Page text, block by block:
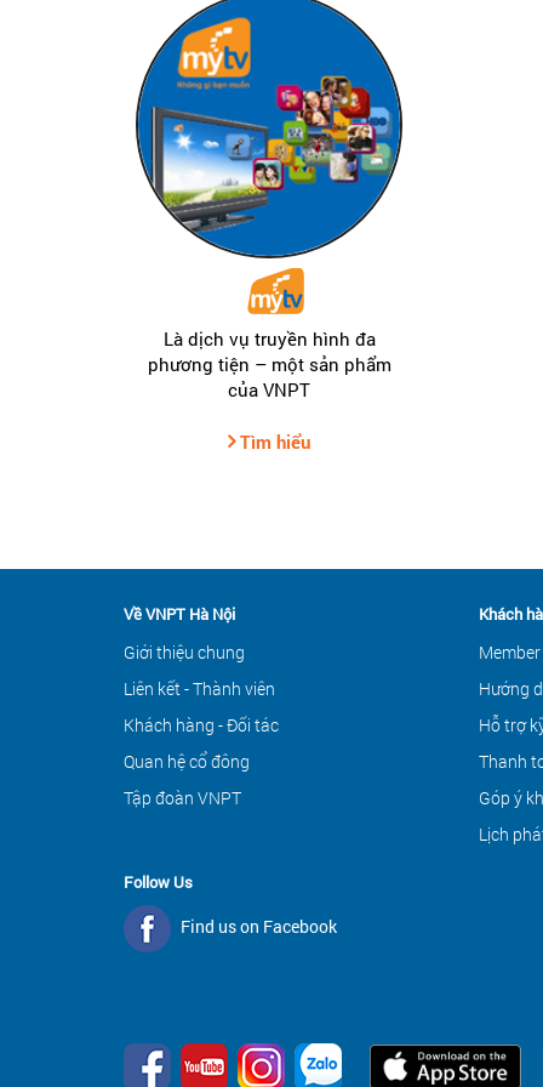
Là dịch vụ truyền hình đa
phương tiện – một sản phẩm
của VNPT
Tìm hiểu
Về VNPT Hà Nội
Giới thiệu chung
Liên kết - Thành viên
Khách hàng - Đối tác
Quan hệ cổ đông
Tập đoàn VNPT
Khách
Hướng
Hỗ trợ
Thanh
Góp ý
Lịch
Follow Us
Find us on Facebook